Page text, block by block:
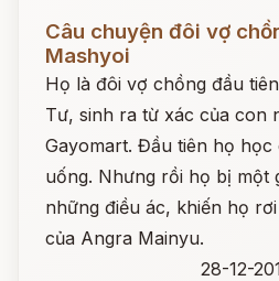
Câu chuyện đôi vợ
Mashyoi
Họ là đôi vợ chồng đầu
Tư, sinh ra từ xác của con
Gayomart. Đầu tiên họ học
uống. Nhưng rồi họ bị một
những điều ác, khiến họ
của Angra Mainyu.
28-12-